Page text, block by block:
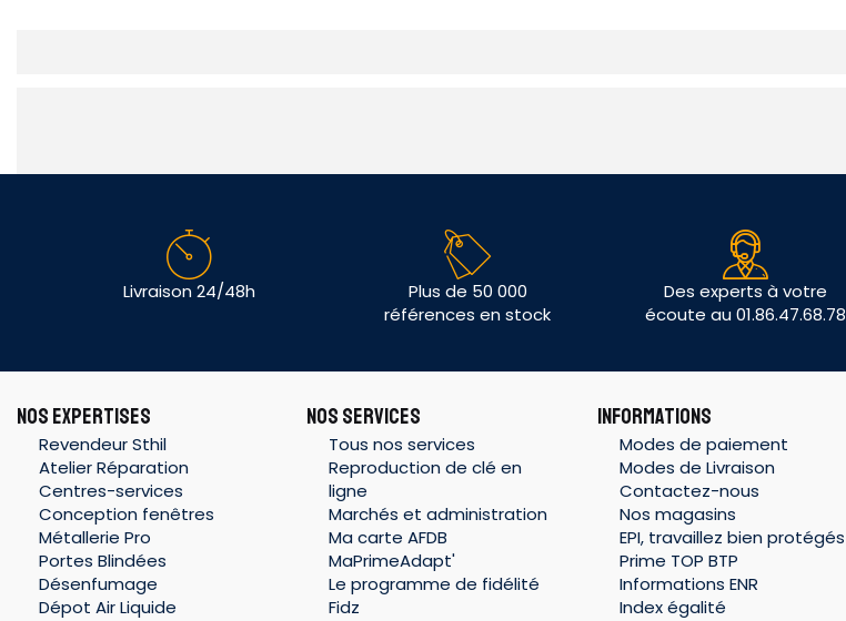
Livraison 24/48h
Plus de 50 000
références en stock
Des experts à votre
écoute au 01.86.47.68.78
NOS EXPERTISES
Revendeur Sthil
Atelier Réparation
Centres-services
Conception fenêtres
Métallerie Pro
Portes Blindées
Désenfumage
Dépot Air Liquide
NOS SERVICES
Tous nos services
Reproduction de clé en
ligne
Marchés et administration
Ma carte AFDB
MaPrimeAdapt'
Le programme de fidélité
Fidz
INFORMATIONS
Modes de paiement
Modes de Livraison
Contactez-nous
Nos magasins
EPI, travaillez bien protégés
Prime TOP BTP
Informations ENR
Index égalité